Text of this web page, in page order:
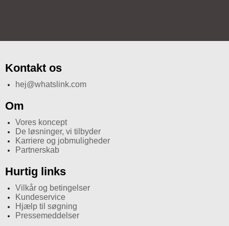
Kontakt os
hej@whatslink.com
Om
Vores koncept
De løsninger, vi tilbyder
Karriere og jobmuligheder
Partnerskab
Hurtig links
Vilkår og betingelser
Kundeservice
Hjælp til søgning
Pressemeddelser